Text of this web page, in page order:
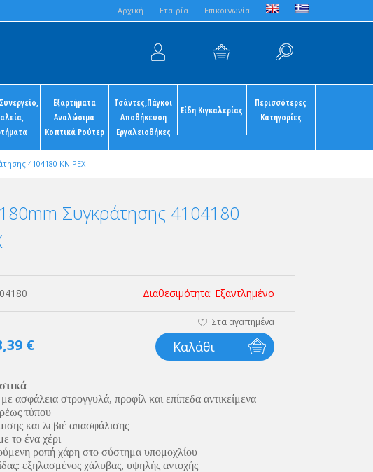
Aρχική Εταιρία Επικοινωνία
Εξαρτήματα
Αναλώσιμα
Κοπτικά Ρούτερ
Τσάντες,Πάγκοι
Αποθήκευση
Εργαλειοθήκες
Είδη Κιγκαλερίας
Περισσότερες
Κατηγορίες
4104180 KNIPEX
Συγκράτησης 4104180
Διαθεσιμότητα: Εξαντλημένο
€
Στα αγαπημένα
Καλάθι
ασφάλεια στρογγυλά, προφίλ και επίπεδα αντικείμενα
τύπου
και λεβιέ απασφάλισης
το ένα χέρι
ροπή χάρη στο σύστημα υπομοχλίου
εξηλασμένος χάλυβας, υψηλής αντοχής